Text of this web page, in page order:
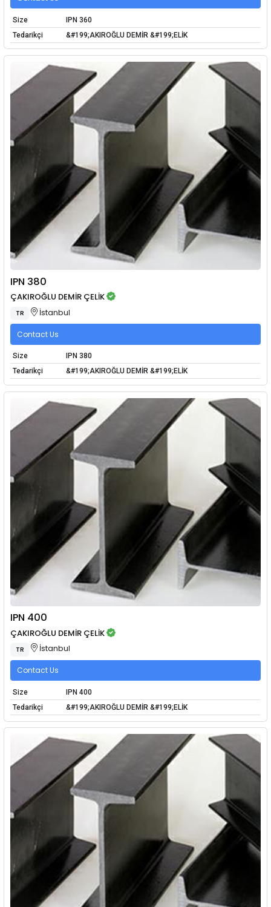
Size
IPN 360
Tedarikçi
&#199;AKIROĞLU DEMİR &#199;ELİK
IPN 380
ÇAKIROĞLU DEMİR ÇELİK
TR İstanbul
Contact Us
Size
IPN 380
Tedarikçi
&#199;AKIROĞLU DEMİR &#199;ELİK
IPN 400
ÇAKIROĞLU DEMİR ÇELİK
TR İstanbul
Contact Us
Size
IPN 400
Tedarikçi
&#199;AKIROĞLU DEMİR &#199;ELİK